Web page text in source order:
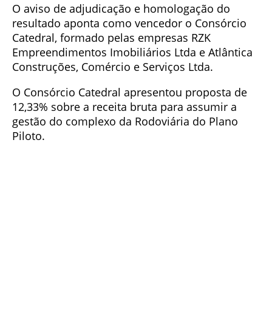
O aviso de adjudicação e homologação do
resultado aponta como vencedor o Consórcio
Catedral, formado pelas empresas RZK
Empreendimentos Imobiliários Ltda e Atlântica
Construções, Comércio e Serviços Ltda.
O Consórcio Catedral apresentou proposta de
12,33% sobre a receita bruta para assumir a
gestão do complexo da Rodoviária do Plano
Piloto.